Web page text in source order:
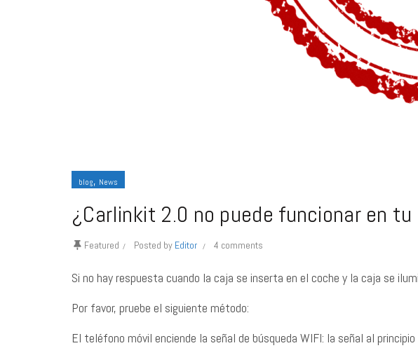
blog, News
¿Carlinkit 2.0 no puede funcionar en tu
Featured Posted by Editor 4 comments
Si no hay respuesta cuando la caja se inserta en el coche y la caja se
Por favor, pruebe el siguiente método:
El teléfono móvil enciende la señal de búsqueda WIFI: la señal al principio